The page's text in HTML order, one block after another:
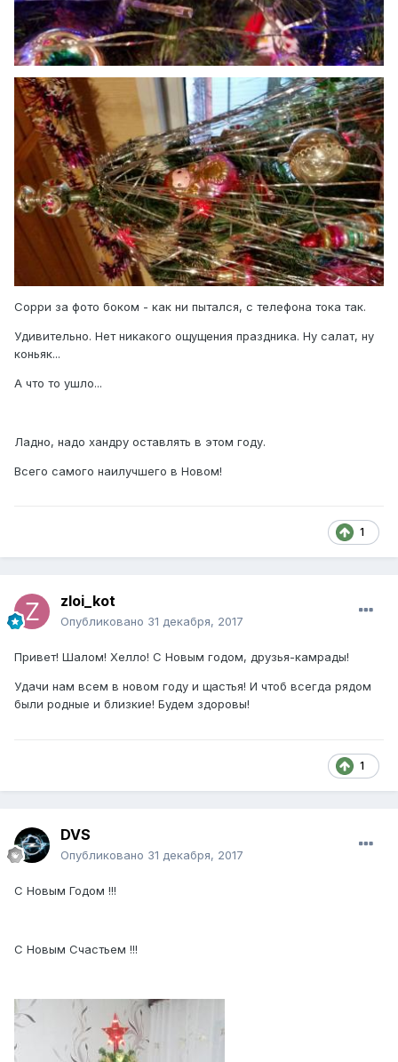
Сорри за фото боком - как ни пытался, с телефона тока так.
Удивительно. Нет никакого ощущения праздника. Ну салат, ну
коньяк...
А что то ушло...
Ладно, надо хандру оставлять в этом году.
Всего самого наилучшего в Новом!
1
zloi_kot
Опубликовано 31 декабря, 2017
Привет! Шалом! Хелло! С Новым годом, друзья-камрады!
Удачи нам всем в новом году и щастья! И чтоб всегда рядом
были родные и близкие! Будем здоровы!
1
DVS
Опубликовано 31 декабря, 2017
С Новым Годом !!!
С Новым Счастьем !!!